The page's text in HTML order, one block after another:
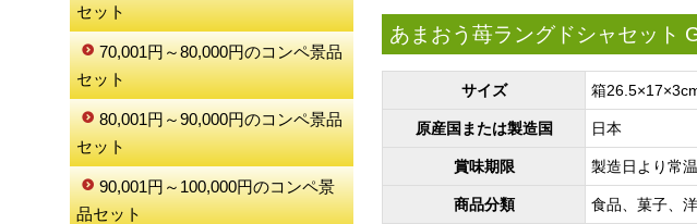
セット
70,001円～80,000円のコンペ景品
セット
80,001円～90,000円のコンペ景品
セット
90,001円～100,000円のコンペ景
品セット
あまおう苺ラングドシャセット
サイズ 箱
原産国または製造国 日本
賞味期限 製造日より常
商品分類 食品、菓子、